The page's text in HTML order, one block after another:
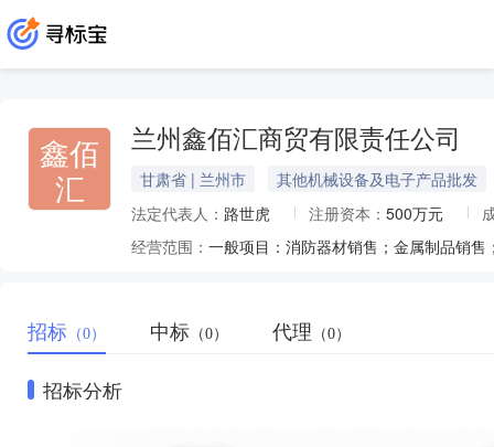
鑫佰
汇
兰州鑫佰汇商贸有限责任公司
甘肃省 | 兰州市
其他机械设备及电子产品批发
法定代表人： 路世虎 注册资本： 500万元
经营范围：
招标 （0） 中标 （0） 代理 （0）
招标分析